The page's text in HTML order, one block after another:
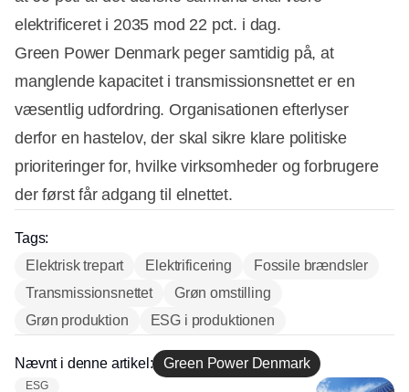
elektrificeret i 2035 mod 22 pct. i dag.
Green Power Denmark peger samtidig på, at
manglende kapacitet i transmissionsnettet er en
væsentlig udfordring. Organisationen efterlyser
derfor en hastelov, der skal sikre klare politiske
prioriteringer for, hvilke virksomheder og forbrugere
der først får adgang til elnettet.
Tags:
Elektrisk trepart
Elektrificering
Fossile brændsler
Transmissionsnettet
Grøn omstilling
Grøn produktion
ESG i produktionen
Nævnt i denne artikel: Green Power Denmark
ESG